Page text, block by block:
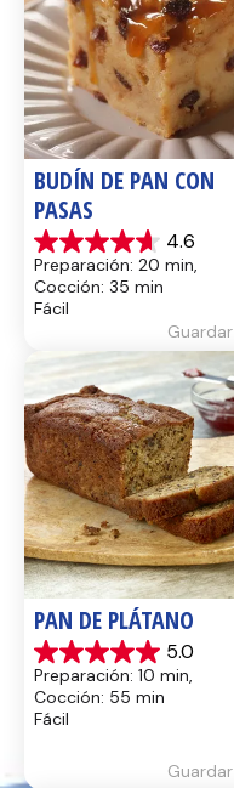
BUDÍN DE PAN CON
PASAS
4.6
4.6
de
5
estrellas.
reseñas
Preparación: 20 min,
Cocción: 35 min
Fácil
Guardar
PAN DE PLÁTANO
5.0
5.0
de
5
estrellas.
Preparación: 10 min,
Cocción: 55 min
Fácil
Guardar